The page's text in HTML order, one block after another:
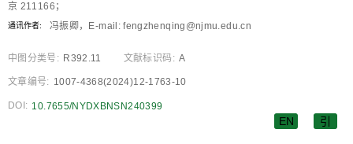
引
EN
京 211166；
通讯作者: 冯振卿，E-mail: fengzhenqing@njmu.edu.cn
中图分类号: R392.11 文献标识码: A
文章编号: 1007-4368(2024)12-1763-10
DOI: 10.7655/NYDXBNSN240399